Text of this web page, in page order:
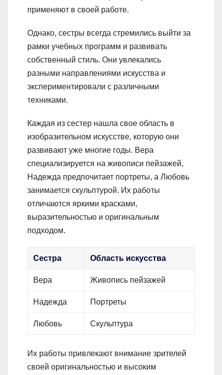
применяют в своей работе.
Однако, сестры всегда стремились выйти за
рамки учебных программ и развивать
собственный стиль. Они увлекались
разными направлениями искусства и
экспериментировали с различными
техниками.
Каждая из сестер нашла свое область в
изобразительном искусстве, которую они
развивают уже многие годы. Вера
специализируется на живописи пейзажей,
Надежда предпочитает портреты, а Любовь
занимается скульптурой. Их работы
отличаются яркими красками,
выразительностью и оригинальным
подходом.
Сестра Область искусства
Вера Живопись пейзажей
Надежда Портреты
Любовь Скульптура
Их работы привлекают внимание зрителей
своей оригинальностью и высоким